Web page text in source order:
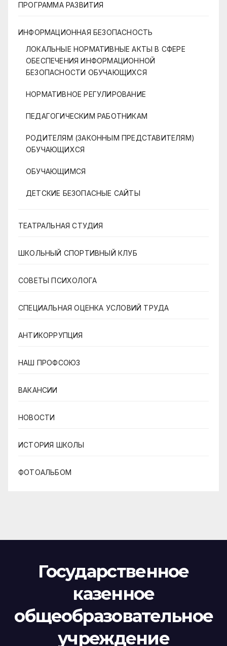
ПРОГРАММА РАЗВИТИЯ
ИНФОРМАЦИОННАЯ БЕЗОПАСНОСТЬ
ЛОКАЛЬНЫЕ НОРМАТИВНЫЕ АКТЫ В СФЕРЕ
ОБЕСПЕЧЕНИЯ ИНФОРМАЦИОННОЙ
БЕЗОПАСНОСТИ ОБУЧАЮЩИХСЯ
НОРМАТИВНОЕ РЕГУЛИРОВАНИЕ
ПЕДАГОГИЧЕСКИМ РАБОТНИКАМ
РОДИТЕЛЯМ (ЗАКОННЫМ ПРЕДСТАВИТЕЛЯМ)
ОБУЧАЮЩИХСЯ
ОБУЧАЮЩИМСЯ
ДЕТСКИЕ БЕЗОПАСНЫЕ САЙТЫ
ТЕАТРАЛЬНАЯ СТУДИЯ
ШКОЛЬНЫЙ СПОРТИВНЫЙ КЛУБ
СОВЕТЫ ПСИХОЛОГА
СПЕЦИАЛЬНАЯ ОЦЕНКА УСЛОВИЙ ТРУДА
АНТИКОРРУПЦИЯ
НАШ ПРОФСОЮЗ
ВАКАНСИИ
НОВОСТИ
ИСТОРИЯ ШКОЛЫ
ФОТОАЛЬБОМ
Государственное
казенное
общеобразовательное
учреждение